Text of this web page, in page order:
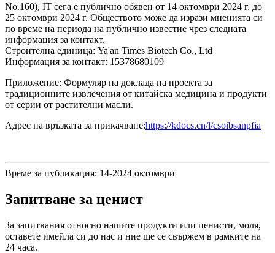
No.160), IT сега е публично обявен от 14 октомври 2024 г. до
25 октомври 2024 г. Обществото може да изрази мненията си
по време на периода на публично известие чрез следната
информация за контакт.
Строителна единица: Ya'an Times Biotech Co., Ltd
Информация за контакт: 15378680109
Приложение: Формуляр на доклада на проекта за
традиционните извлечения от китайска медицина и продукти
от серии от растителни масли.
Адрес на връзката за прикачване:https://kdocs.cn/l/csoibsanpfia
Време за публикация: 14-2024 октомври
Запитване за ценист
За запитвания относно нашите продукти или ценисти, моля,
оставете имейла си до нас и ние ще се свържем в рамките на
24 часа.